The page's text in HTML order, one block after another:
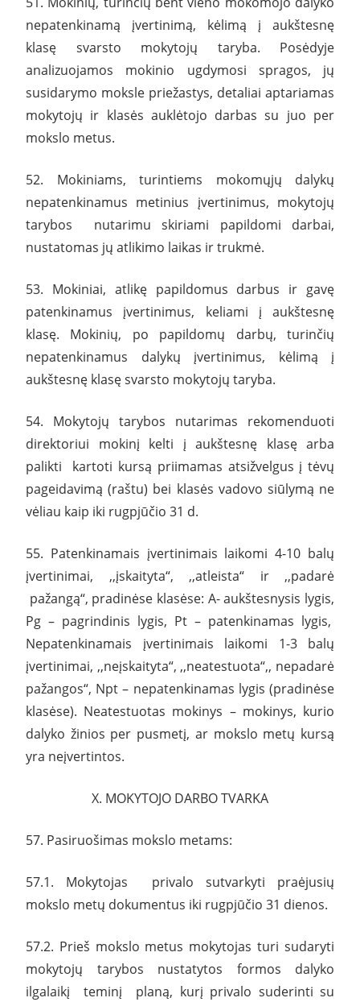
nepatenkinamą įvertinimą, kėlimą į aukštesnę
klasę svarsto mokytojų taryba. Posėdyje
analizuojamos mokinio ugdymosi spragos, jų
susidarymo moksle priežastys, detaliai aptariamas
mokytojų ir klasės auklėtojo darbas su juo per
mokslo metus.
52. Mokiniams, turintiems mokomųjų dalykų
nepatenkinamus metinius įvertinimus, mokytojų
tarybos nutarimu skiriami papildomi darbai,
nustatomas jų atlikimo laikas ir trukmė.
53. Mokiniai, atlikę papildomus darbus ir gavę
patenkinamus įvertinimus, keliami į aukštesnę
klasę. Mokinių, po papildomų darbų, turinčių
nepatenkinamus dalykų įvertinimus, kėlimą į
aukštesnę klasę svarsto mokytojų taryba.
54. Mokytojų tarybos nutarimas rekomenduoti
direktoriui mokinį kelti į aukštesnę klasę arba
palikti kartoti kursą priimamas atsižvelgus į tėvų
pageidavimą (raštu) bei klasės vadovo siūlymą ne
vėliau kaip iki rugpjūčio 31 d.
55. Patenkinamais įvertinimais laikomi 4-10 balų
įvertinimai, ,,įskaityta“, ,,atleista“ ir ,,padarė
pažangą“, pradinėse klasėse: A- aukštesnysis lygis,
Pg – pagrindinis lygis, Pt – patenkinamas lygis,
Nepatenkinamais įvertinimais laikomi 1-3 balų
įvertinimai, ,,neįskaityta“, ,,neatestuota“,, nepadarė
pažangos“, Npt – nepatenkinamas lygis (pradinėse
klasėse). Neatestuotas mokinys – mokinys, kurio
dalyko žinios per pusmetį, ar mokslo metų kursą
yra neįvertintos.
X. MOKYTOJO DARBO TVARKA
57. Pasiruošimas mokslo metams:
57.1. Mokytojas privalo sutvarkyti praėjusių
mokslo metų dokumentus iki rugpjūčio 31 dienos.
57.2. Prieš mokslo metus mokytojas turi sudaryti
mokytojų tarybos nustatytos formos dalyko
ilgalaikį teminį planą, kurį privalo suderinti su